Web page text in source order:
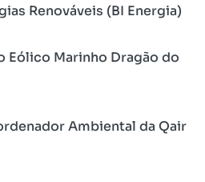
Renováveis (BI Energia)
Eólico Marinho Dragão do
Ambiental da Qair